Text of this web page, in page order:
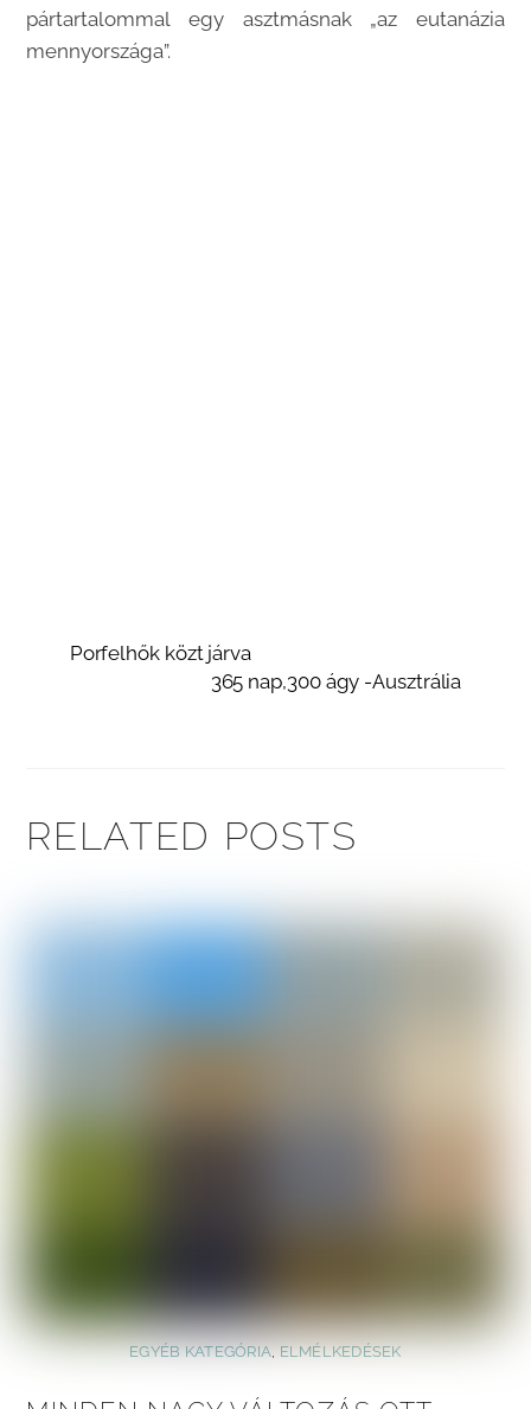
pártartalommal egy asztmásnak „az eutanázia
mennyországa”.
Porfelhők közt járva
365 nap,300 ágy -Ausztrália
RELATED POSTS
EGYÉB KATEGÓRIA, ELMÉLKEDÉSEK